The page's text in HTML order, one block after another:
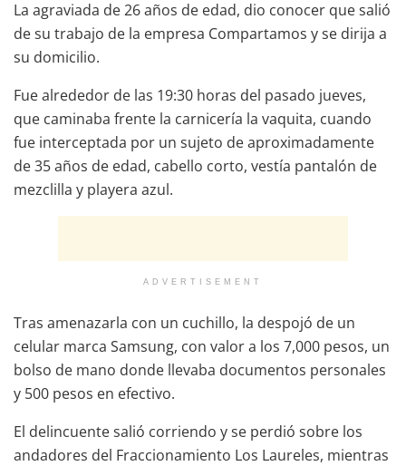
La agraviada de 26 años de edad, dio conocer que salió
de su trabajo de la empresa Compartamos y se dirija a
su domicilio.
Fue alrededor de las 19:30 horas del pasado jueves,
que caminaba frente la carnicería la vaquita, cuando
fue interceptada por un sujeto de aproximadamente
de 35 años de edad, cabello corto, vestía pantalón de
mezclilla y playera azul.
ADVERTISEMENT
Tras amenazarla con un cuchillo, la despojó de un
celular marca Samsung, con valor a los 7,000 pesos, un
bolso de mano donde llevaba documentos personales
y 500 pesos en efectivo.
El delincuente salió corriendo y se perdió sobre los
andadores del Fraccionamiento Los Laureles, mientras